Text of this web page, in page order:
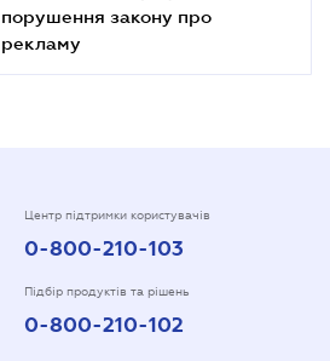
порушення закону про
рекламу
Центр підтримки користувачів
0-800-210-103
Підбір продуктів та рішень
0-800-210-102